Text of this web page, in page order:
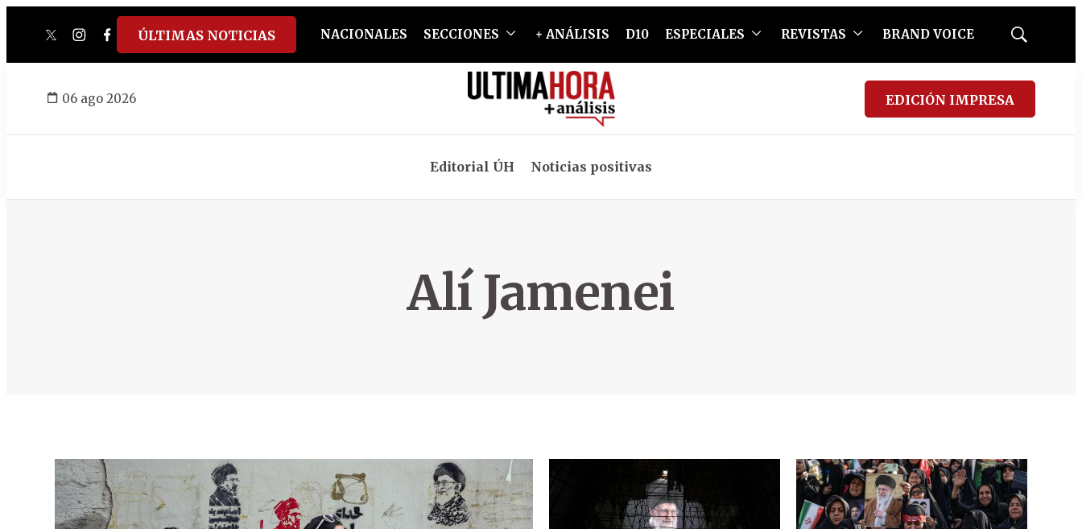
twitterinstagram
facebook
tiktokyoutube
spotify
ÚLTIMAS NOTICIAS NACIONALES SECCIONES + ANÁLISIS D10 ESPECIALES REVISTAS BRAND VOICE
Mostrar
06 ago 2026 EDICIÓN IMPRESA
Editorial ÚH Noticias positivas
Alí Jamenei